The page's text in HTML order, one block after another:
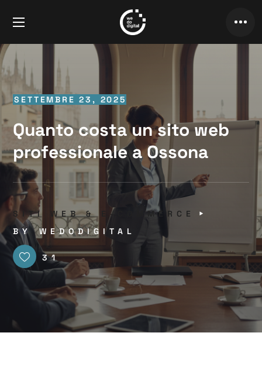
SETTEMBRE 23, 2025
Quanto costa un sito web
professionale a Ossona
SITI WEB & E-COMMERCE
BYWEDODIGITAL
31